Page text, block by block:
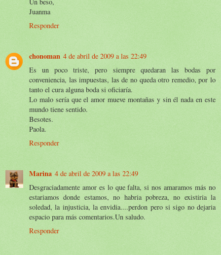
Juanma
Responder
chonoman 4 de abril de 2009 a las 22:49
Es un poco triste, pero siempre quedaran las bodas por
conveniencia, las impuestas, las de no queda otro remedio, por lo
tanto el cura alguna boda si oficiaría.
Lo malo sería que el amor mueve montañas y sin él nada en este
mundo tiene sentido.
Besotes.
Paola.
Responder
Marina 4 de abril de 2009 a las 22:49
Desgraciadamente amor es lo que falta, si nos amaramos más no
estariamos donde estamos, no habria pobreza, no existiria la
soledad, la injusticia, la envidia....perdon pero si sigo no dejaria
espacio para más comentarios.Un saludo.
Responder